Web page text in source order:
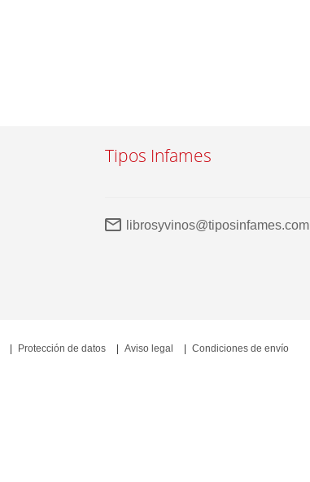
Tipos Infames
librosyvinos@tiposinfames.com
Protección de datos Aviso legal Condiciones de envío